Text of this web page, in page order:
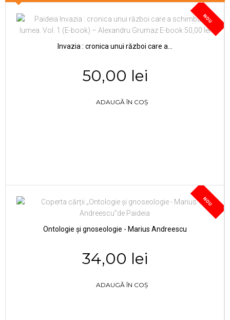
NOU
Invazia : cronica unui război care a...
50,00 lei
ADAUGĂ ÎN COȘ
NOU
Ontologie și gnoseologie - Marius Andreescu
34,00 lei
ADAUGĂ ÎN COȘ